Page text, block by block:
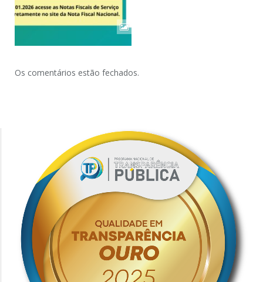
Os comentários estão fechados.